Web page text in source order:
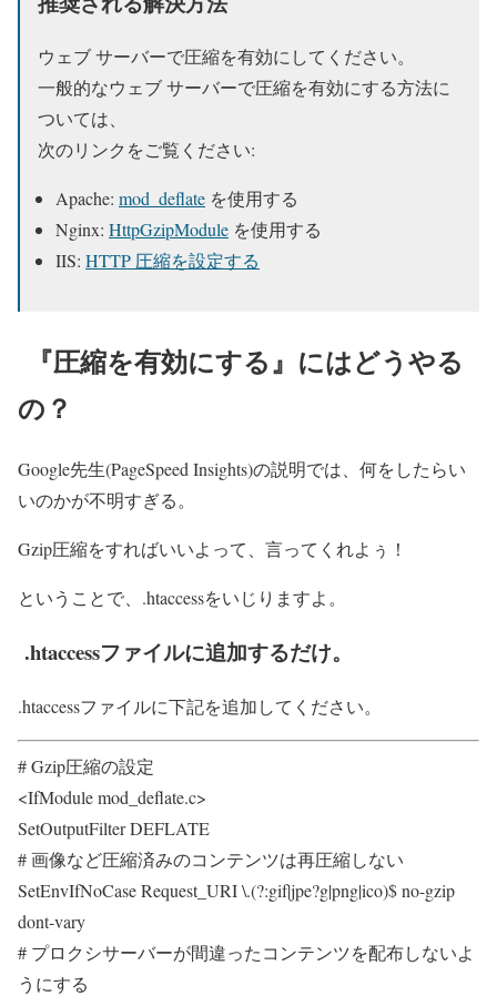
ウェブ サーバーで圧縮を有効にしてください。
一般的なウェブ サーバーで圧縮を有効にする方法に
ついては、
次のリンクをご覧ください:
Apache: mod_deflate を使用する
Nginx: HttpGzipModule を使用する
IIS: HTTP 圧縮を設定する
『圧縮を有効にする』にはどうやる
の？
Google先生(PageSpeed Insights)の説明では、何をしたらい
いのかが不明すぎる。
Gzip圧縮をすればいいよって、言ってくれよぅ！
ということで、.htaccessをいじりますよ。
.htaccessファイルに追加するだけ。
.htaccessファイルに下記を追加してください。
# Gzip圧縮の設定
<IfModule mod_deflate.c>
SetOutputFilter DEFLATE
# 画像など圧縮済みのコンテンツは再圧縮しない
SetEnvIfNoCase Request_URI \.(?:gif|jpe?g|png|ico)$ no-gzip
dont-vary
# プロクシサーバーが間違ったコンテンツを配布しないよ
うにする